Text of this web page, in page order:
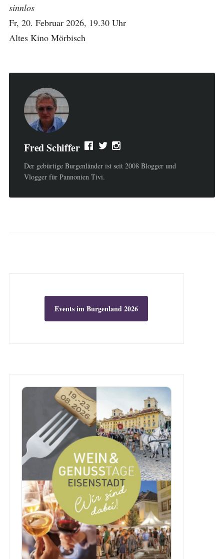
sinnlos
Fr, 20. Februar 2026, 19.30 Uhr
Altes Kino Mörbisch
Fred Schiffer
Der gebürtige Burgenländer ist seit 2008 Blogger und
Vlogger für Pannonien Tivi.
Events im Burgenland 2026